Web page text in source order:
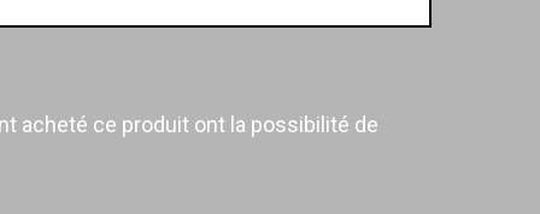
acheté ce produit ont la possibilité de